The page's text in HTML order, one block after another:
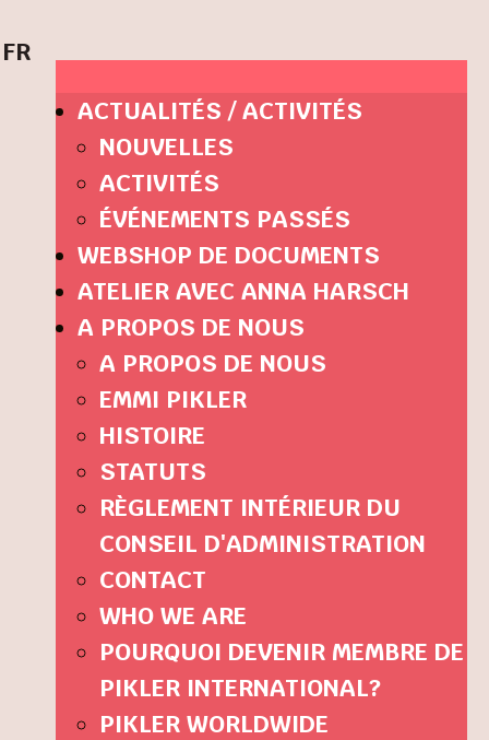
ACTUALITÉS / ACTIVITÉS
NOUVELLES
ACTIVITÉS
ÉVÉNEMENTS PASSÉS
WEBSHOP DE DOCUMENTS
ATELIER AVEC ANNA HARSCH
A PROPOS DE NOUS
A PROPOS DE NOUS
EMMI PIKLER
HISTOIRE
STATUTS
RÈGLEMENT INTÉRIEUR DU
CONSEIL D'ADMINISTRATION
CONTACT
WHO WE ARE
POURQUOI DEVENIR MEMBRE DE
PIKLER INTERNATIONAL?
PIKLER WORLDWIDE
FR